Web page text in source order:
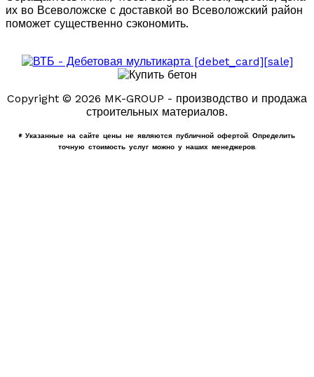
их во Всеволожске с доставкой во Всеволожский район
поможет существенно сэкономить.
Copyright © 2026 MK-GROUP - производство и продажа
строительных материалов.
* Указанные на сайте цены не являются публичной офертой. Определить
точную стоимость услуг можно у наших менеджеров.